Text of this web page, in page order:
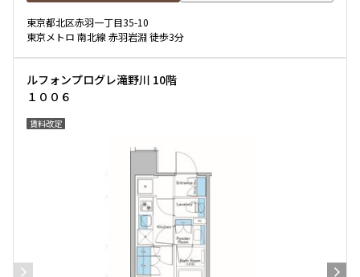
東京都北区赤羽一丁目35-10
東京メトロ 南北線 赤羽岩淵 徒歩3分
ルフォンプログレ滝野川 10階
１００６
賃料改定